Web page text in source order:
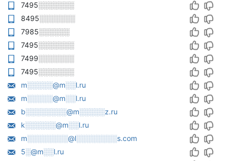
7495░░░░░░░
8495░░░░░░░
7985░░░░░░
7495░░░░░░░
7499░░░░░░░
7495░░░░░░░
m░░░░░@m░░l.ru
m░░░░░@m░░l.ru
b░░░░░░░░@m░░░░░z.ru
k░░░░░░@m░░l.ru
m░░░░░░░░@l░░░░░░░░s.com
5░@m░░l.ru